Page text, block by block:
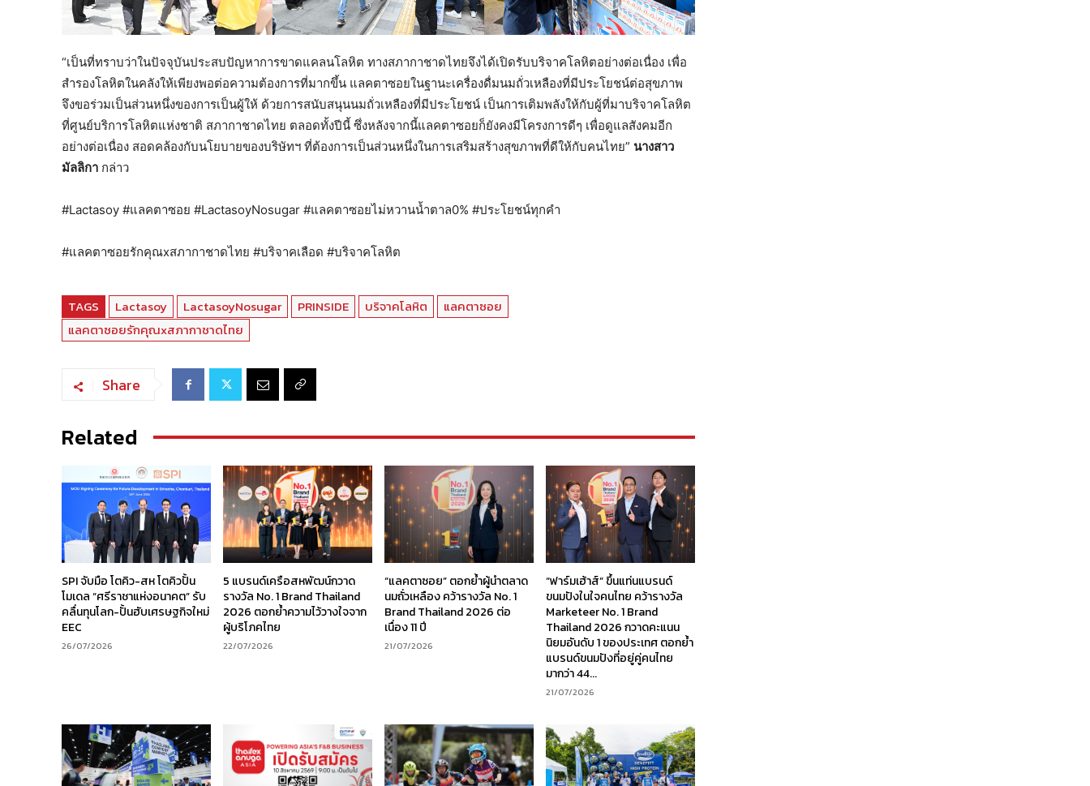
“เป็นที่ทราบว่าในปัจจุบันประสบปัญหาการขาดแคลนโลหิต ทางสภากาชาดไทยจึงได้เปิดรับบริจาคโลหิตอย่างต่อเนื่อง เพื่อ
สำรองโลหิตในคลังให้เพียงพอต่อความต้องการที่มากขึ้น แลคตาซอยในฐานะเครื่องดื่มนมถั่วเหลืองที่มีประโยชน์ต่อสุขภาพ
จึงขอร่วมเป็นส่วนหนึ่งของการเป็นผู้ให้ ด้วยการสนับสนุนนมถั่วเหลืองที่มีประโยชน์ เป็นการเติมพลังให้กับผู้ที่มาบริจาคโลหิต
ที่ศูนย์บริการโลหิตแห่งชาติ สภากาชาดไทย ตลอดทั้งปีนี้ ซึ่งหลังจากนี้แลคตาซอยก็ยังคงมีโครงการดีๆ เพื่อดูแลสังคมอีก
อย่างต่อเนื่อง สอดคล้องกับนโยบายของบริษัทฯ ที่ต้องการเป็นส่วนหนึ่งในการเสริมสร้างสุขภาพที่ดีให้กับคนไทย” นางสาว
มัลลิกา กล่าว
#Lactasoy #แลคตาซอย #LactasoyNosugar #แลคตาซอยไม่หวานน้ำตาล0% #ประโยชน์ทุกคำ
#แลคตาซอยรักคุณxสภากาชาดไทย #บริจาคเลือด #บริจาคโลหิต
TAGS Lactasoy LactasoyNosugar PRINSIDE บริจาคโลหิต
แลคตาซอย
แลคตาซอยรักคุณxสภากาชาดไทย
Share
Related
SPI จับมือ โตคิว-สห โตคิวปั้น
โมเดล “ศรีราชาแห่งอนาคต” รับ
คลื่นทุนโลก-ปั้นฮับเศรษฐกิจใหม่
EEC
26/07/2026
5 แบรนด์เครือสหพัฒน์กวาด
รางวัล No. 1 Brand Thailand
2026 ตอกย้ำความไว้วางใจจาก
ผู้บริโภคไทย
22/07/2026
“แลคตาซอย” ตอกย้ำผู้นำตลาด
นมถั่วเหลือง คว้ารางวัล No. 1
Brand Thailand 2026 ต่อ
เนื่อง 11 ปี
21/07/2026
“ฟาร์มเฮ้าส์” ขึ้นแท่นแบรนด์
ขนมปังในใจคนไทย คว้ารางวัล
Marketeer No. 1 Brand
Thailand 2026 กวาดคะแนน
นิยมอันดับ 1 ของประเทศ ตอกย้ำ
แบรนด์ขนมปังที่อยู่คู่คนไทย
มากว่า 44...
21/07/2026